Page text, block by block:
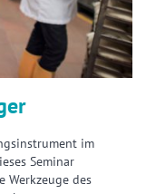
im
Seminar
Werkzeuge des